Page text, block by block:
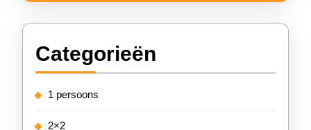
Categorieën
1 persoons
2×2